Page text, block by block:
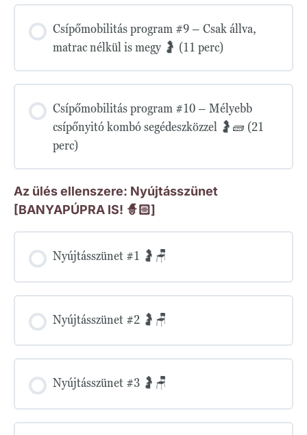
Csípőmobilitás program #9 – Csak állva,
matrac nélkül is megy 🤰 (11 perc)
Csípőmobilitás program #10 – Mélyebb
csípőnyitó kombó segédeszközzel 🤰🧱 (21
perc)
Az ülés ellenszere: Nyújtásszünet
[BANYAPÚPRA IS! 🧙🏻]
Nyújtásszünet #1 🤰🪑
Nyújtásszünet #2 🤰🪑
Nyújtásszünet #3 🤰🪑